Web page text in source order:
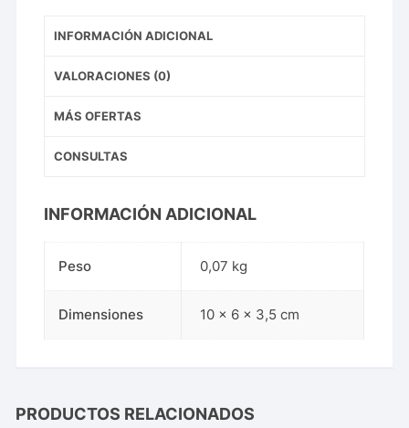
INFORMACIÓN ADICIONAL
VALORACIONES (0)
MÁS OFERTAS
CONSULTAS
INFORMACIÓN ADICIONAL
Peso 0,07 kg
Dimensiones 10 × 6 × 3,5 cm
PRODUCTOS RELACIONADOS